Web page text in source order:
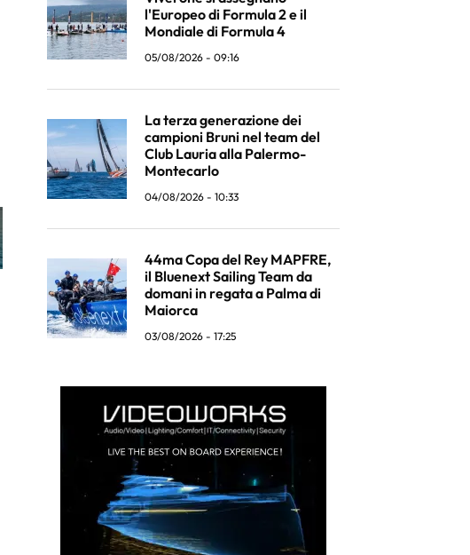
l'Europeo di Formula 2 e il
Mondiale di Formula 4
05/08/2026 - 09:16
La terza generazione dei
campioni Bruni nel team del
Club Lauria alla Palermo-
Montecarlo
04/08/2026 - 10:33
44ma Copa del Rey MAPFRE,
il Bluenext Sailing Team da
domani in regata a Palma di
Maiorca
03/08/2026 - 17:25